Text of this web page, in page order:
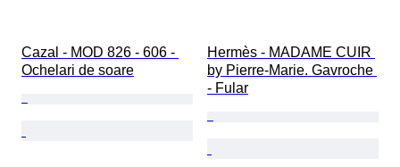
Cazal - MOD 826 - 606 -
Ochelari de soare
Hermès - MADAME CUIR
by Pierre-Marie. Gavroche
- Fular